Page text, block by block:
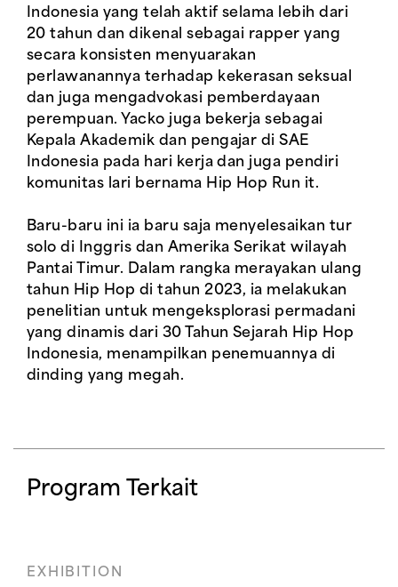
Indonesia yang telah aktif selama lebih dari
20 tahun dan dikenal sebagai rapper yang
secara konsisten menyuarakan
perlawanannya terhadap kekerasan seksual
dan juga mengadvokasi pemberdayaan
perempuan. Yacko juga bekerja sebagai
Kepala Akademik dan pengajar di SAE
Indonesia pada hari kerja dan juga pendiri
komunitas lari bernama Hip Hop Run it.
Baru-baru ini ia baru saja menyelesaikan tur
solo di Inggris dan Amerika Serikat wilayah
Pantai Timur. Dalam rangka merayakan ulang
tahun Hip Hop di tahun 2023, ia melakukan
penelitian untuk mengeksplorasi permadani
yang dinamis dari 30 Tahun Sejarah Hip Hop
Indonesia, menampilkan penemuannya di
dinding yang megah.
Program Terkait
EXHIBITION